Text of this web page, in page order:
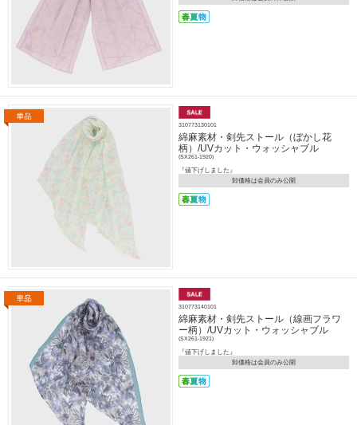
310773130101
綿麻素材・剣先ストール（ぼかし花
柄）/UVカット・ウォッシャブル
(SX261-1920)
『値下げしました』
卸価格は会員のみ公開
310773140101
綿麻素材・剣先ストール（線画フラワ
ー柄）/UVカット・ウォッシャブル
(SX261-1921)
『値下げしました』
卸価格は会員のみ公開